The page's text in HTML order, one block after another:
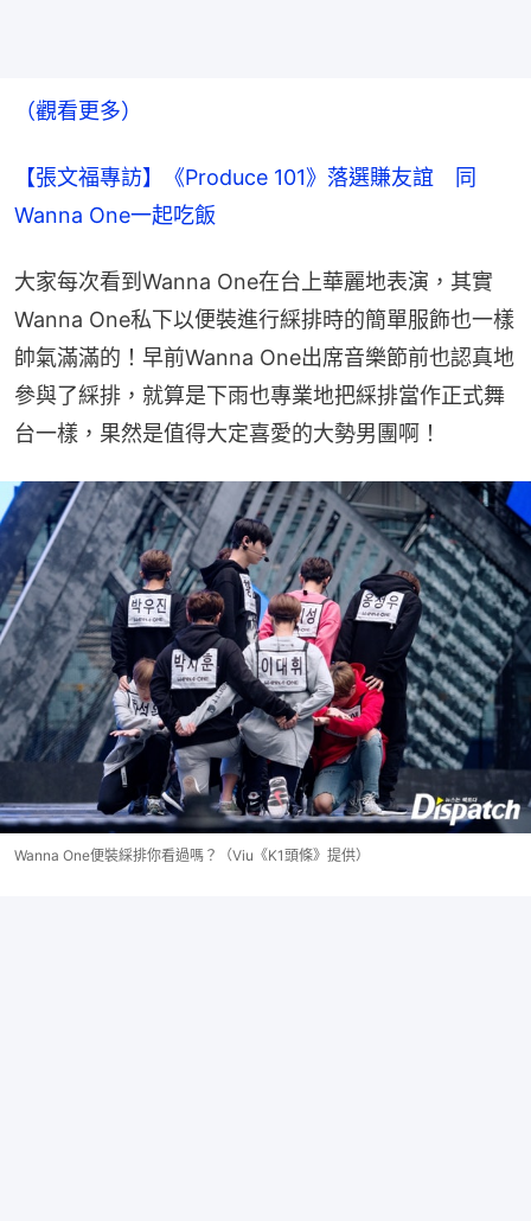
（觀看更多）
【張文福專訪】《Produce 101》落選賺友誼　同
Wanna One一起吃飯
大家每次看到Wanna One在台上華麗地表演，其實
Wanna One私下以便裝進行綵排時的簡單服飾也一樣
帥氣滿滿的！早前Wanna One出席音樂節前也認真地
參與了綵排，就算是下雨也專業地把綵排當作正式舞
台一樣，果然是值得大定喜愛的大勢男團啊！
Wanna One便裝綵排你看過嗎？（Viu《K1頭條》提供）